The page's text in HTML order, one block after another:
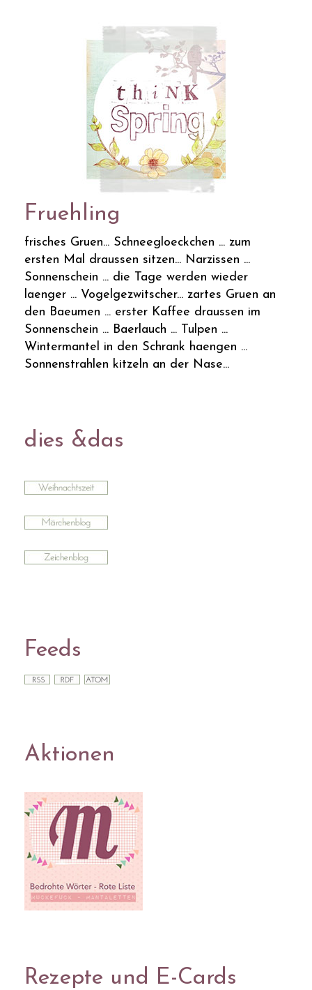
Fruehling
frisches Gruen... Schneegloeckchen ... zum
ersten Mal draussen sitzen... Narzissen ...
Sonnenschein ... die Tage werden wieder
laenger ... Vogelgezwitscher... zartes Gruen an
den Baeumen ... erster Kaffee draussen im
Sonnenschein ... Baerlauch ... Tulpen ...
Wintermantel in den Schrank haengen ...
Sonnenstrahlen kitzeln an der Nase...
dies &das
Feeds
Aktionen
Rezepte und E-Cards